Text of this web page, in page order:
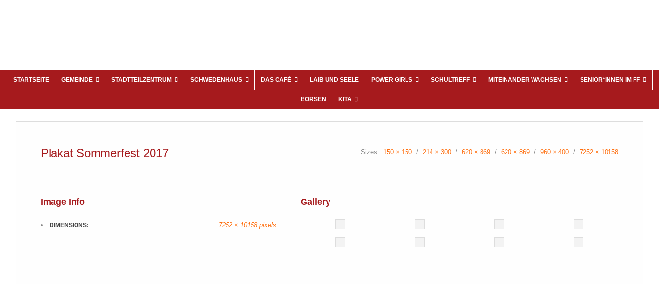
STARTSEITE GEMEINDE STADTTEILZENTRUM SCHWEDENHAUS DAS CAFÉ LAIB UND SEELE POWER GIRLS SCHULTREFF MITEINANDER WACHSEN SENIOR*INNEN IM FF
BÖRSEN KITA
Plakat Sommerfest 2017 Sizes: 150 × 150 / 214 × 300 / 620 × 869 / 620 × 869 / 960 × 400 / 7252 × 10158
Image Info
DIMENSIONS: 7252 × 10158 pixels
Gallery